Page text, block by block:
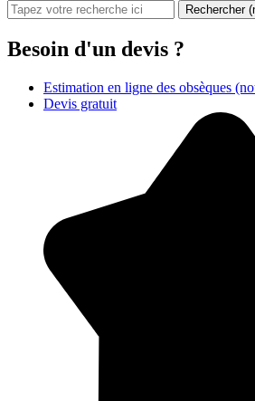
Rechercher
Besoin d'un devis ?
Estimation en ligne des obsèques
Devis gratuit